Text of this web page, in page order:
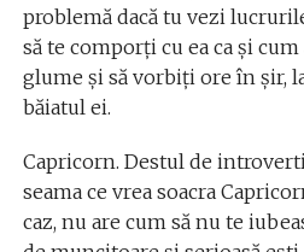
problemă dacă tu vezi
să te comporţi cu ea ca şi
glume şi să vorbiţi ore în şir,
băiatul ei.
Capricorn. Destul de
seama ce vrea soacra
caz, nu are cum să nu te